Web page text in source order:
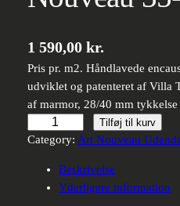
1 590,00 kr.
Pris pr. m2. Håndlavede
udviklet og patenteret af Villa
af marmor, 28/40 mm
Håndlavet
belægningsflise
Nouveau
Tilføj til kurv
Category: Art Nouveau
Beskrivelse
Yderligere information